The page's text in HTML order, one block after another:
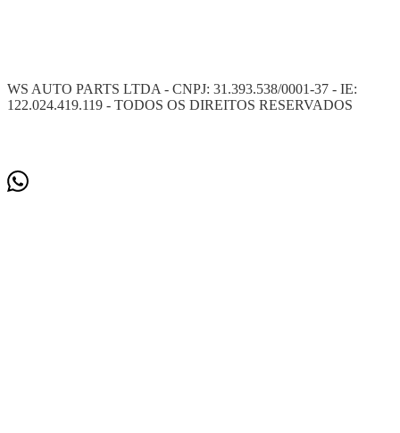
WS AUTO PARTS LTDA - CNPJ: 31.393.538/0001-37 - IE:
122.024.419.119 - TODOS OS DIREITOS RESERVADOS